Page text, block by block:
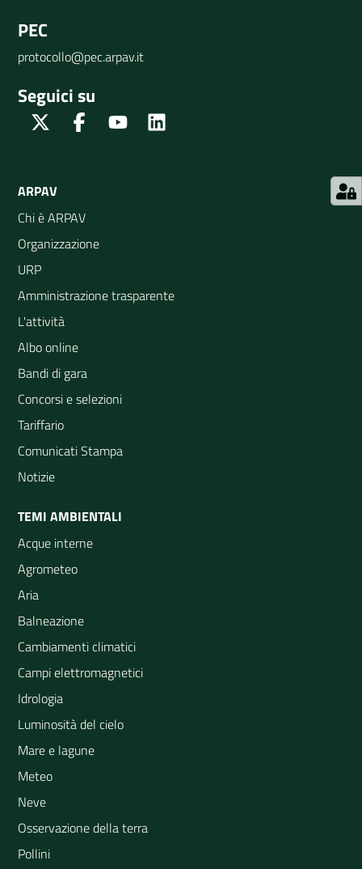
PEC
protocollo@pec.arpav.it
Seguici su
Twitter FacebookYoutube
ARPAV
Chi è ARPAV
Organizzazione
URP
Amministrazione trasparente
L'attività
Albo online
Bandi di gara
Concorsi e selezioni
Tariffario
Comunicati Stampa
Notizie
TEMI AMBIENTALI
Acque interne
Agrometeo
Aria
Balneazione
Cambiamenti climatici
Campi elettromagnetici
Idrologia
Luminosità del cielo
Mare e lagune
Meteo
Neve
Osservazione della terra
Pollini